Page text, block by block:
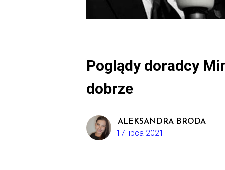
Poglądy doradcy
dobrze
ALEKSANDRA BRODA
17 lipca 2021